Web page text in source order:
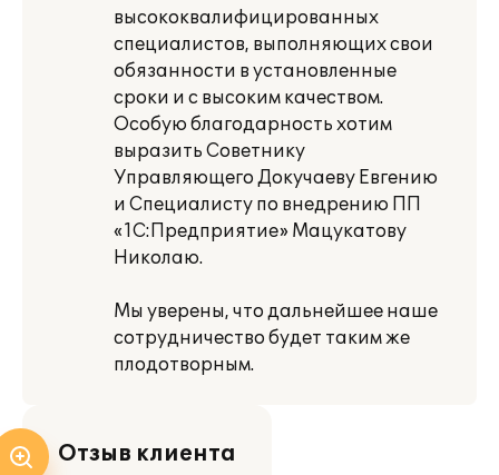
высококвалифицированных
специалистов, выполняющих свои
обязанности в установленные
сроки и с высоким качеством.
Особую благодарность хотим
выразить Советнику
Управляющего Докучаеву Евгению
и Специалисту по внедрению ПП
«1С:Предприятие» Мацукатову
Николаю.
Мы уверены, что дальнейшее наше
сотрудничество будет таким же
плодотворным.
Отзыв клиента